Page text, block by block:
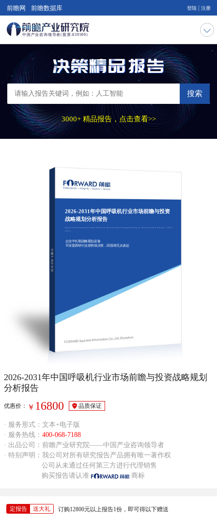
前瞻网 前瞻数据库 登陆 注册
搜索
3000+ 精品报告，点击查看>>
2026-2031年中国呼吸机行业市场前瞻与投资
战略规划分析报告
Report of Development Prospect Prediction and Investment Strategy Planning on China Ventilator Industry（2026-
2031）
企业中长期战略规划必备
不深度调研行业形势就决策，回报将无从谈起
2026-2031年中国呼吸机行业市场前瞻与投资战略规划
分析报告
优惠价： ￥ 16800 品质保证
· 服务形式：文本+电子版
· 服务热线： 400-068-7188
· 出品公司：前瞻产业研究院——中国产业咨询领导者
· 特别声明：我公司对所有研究报告产品拥有唯一著作权
公司从未通过任何第三方进行代理销售
购买报告请认准
商标
定报告 送大礼 订购12800元以上报告1份，即可得以下赠送